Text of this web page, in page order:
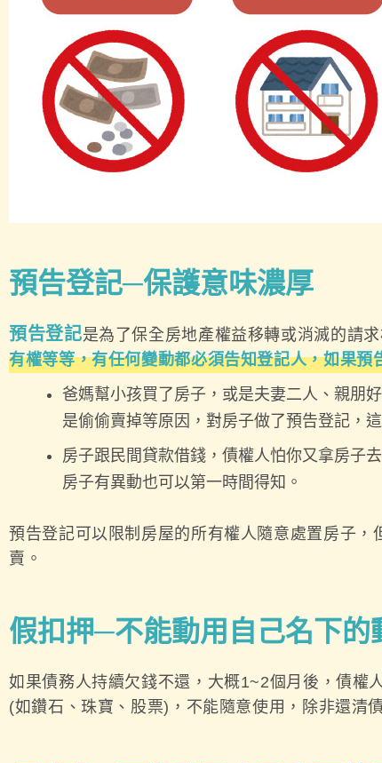
預告登記─保護意味濃厚
預告登記是為了保全房地產權益移轉或消滅的請
有權等等，有任何變動都必須告知登記人，如果預
爸媽幫小孩買了房子，或是夫妻二人、親朋
是偷偷賣掉等原因，對房子做了預告登記，
房子跟民間貸款借錢，債權人怕你又拿房子
房子有異動也可以第一時間得知。
預告登記可以限制房屋的所有權人隨意處置房子
賣。
假扣押─不能動用自己名下的
如果債務人持續欠錢不還，大概1~2個月後，債權
(如鑽石、珠寶、股票)，不能隨意使用，除非還清